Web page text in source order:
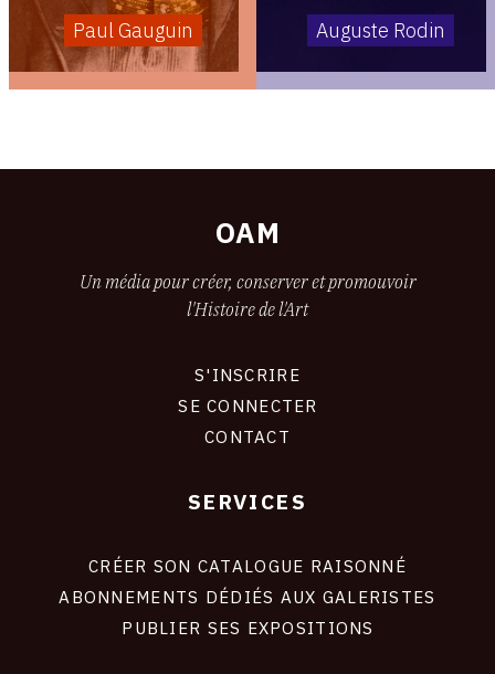
Paul Gauguin Auguste Rodin
OAM
Un média pour créer, conserver et promouvoir
l'Histoire de l'Art
S'INSCRIRE
SE CONNECTER
CONTACT
SERVICES
CRÉER SON CATALOGUE RAISONNÉ
ABONNEMENTS DÉDIÉS AUX GALERISTES
PUBLIER SES EXPOSITIONS